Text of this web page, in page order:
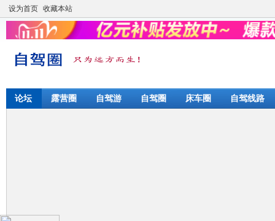
设为首页 收藏本站
论坛 露营圈 自驾游 自驾圈 床车圈 自驾线路